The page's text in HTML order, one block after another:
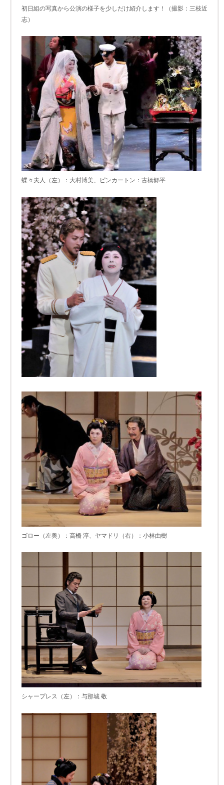
初日組の写真から公演の様子を少しだけ紹介します！（撮影：三枝近
志）
蝶々夫人（左）：大村博美、ピンカートン：古橋郷平
ゴロー（左奥）：高橋 淳、ヤマドリ（右）：小林由樹
シャープレス（左）：与那城 敬